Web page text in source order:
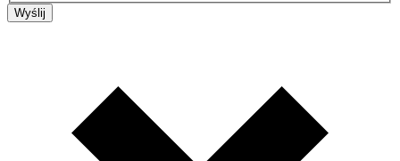
Wyślij